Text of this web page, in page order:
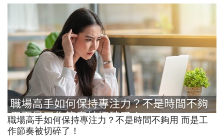
職場高手如何保持專注力？不是時間不夠用 而是工
作節奏被切碎了！